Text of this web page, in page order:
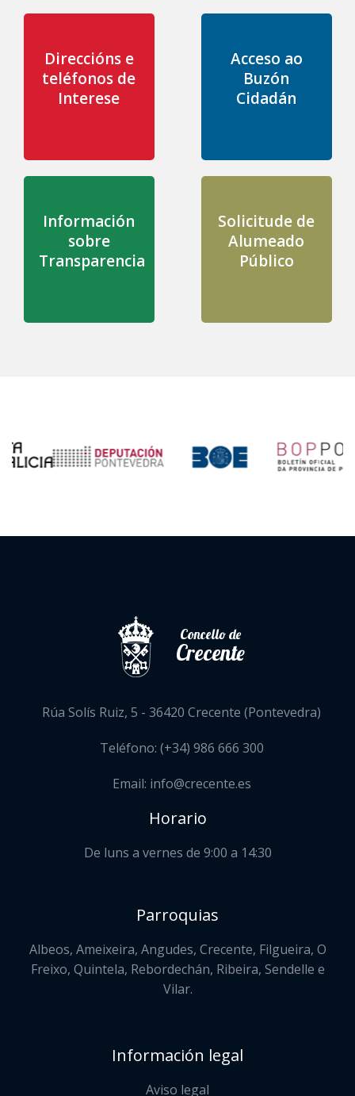
Direccións e
teléfonos de
Interese
Acceso ao
Buzón
Cidadán
Información
sobre
Transparencia
Solicitude de
Alumeado
Público
Concello de
Crecente
Rúa Solís Ruiz, 5 - 36420 Crecente (Pontevedra)
Teléfono: (+34) 986 666 300
Email: info@crecente.es
Horario
De luns a vernes de 9:00 a 14:30
Parroquias
Albeos, Ameixeira, Angudes, Crecente, Filgueira, O
Freixo, Quintela, Rebordechán, Ribeira, Sendelle e
Vilar.
Información legal
Aviso legal